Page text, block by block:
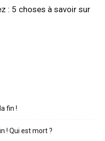
: 5 choses à savoir sur
fin !
! Qui est mort ?